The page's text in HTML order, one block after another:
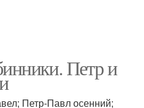
Петр и
Петр-Павл осенний;